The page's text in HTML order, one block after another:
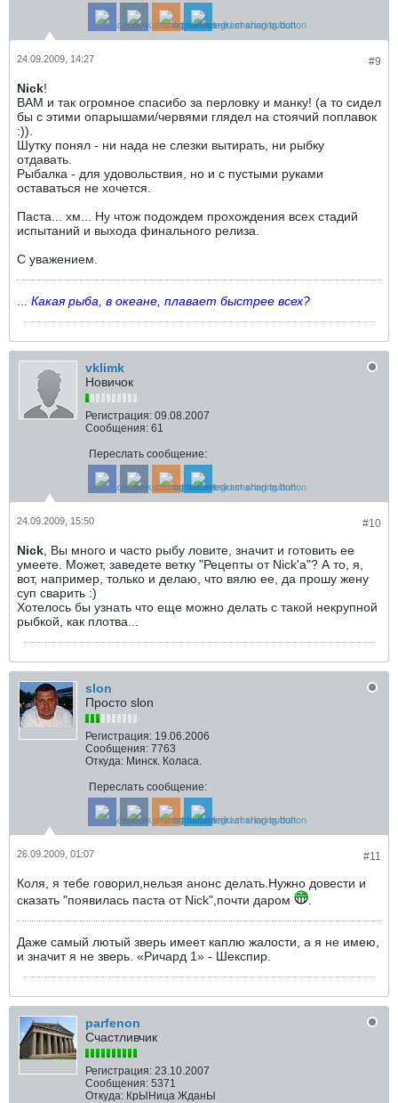
#9
24.09.2009, 14:27
Nick!
ВАМ и так огромное спасибо за перловку и манку! (а то сидел
бы с этими опарышами/червями глядел на стоячий поплавок
:)).
Шутку понял - ни нада не слезки вытирать, ни рыбку
отдавать.
Рыбалка - для удовольствия, но и с пустыми руками
оставаться не хочется.
Паста... хм... Ну чтож подождем прохождения всех стадий
испытаний и выхода финального релиза.
С уважением.
Какая рыба, в океане, плавает быстрее всех?
vklimk
Новичок
Регистрация: 09.08.2007
Сообщения: 61
Переслать сообщение:
#10
24.09.2009, 15:50
Nick , Вы много и часто рыбу ловите, значит и готовить ее
умеете. Может, заведете ветку "Рецепты от Nick'а"? А то, я,
вот, например, только и делаю, что вялю ее, да прошу жену
суп сварить :)
Хотелось бы узнать что еще можно делать с такой некрупной
рыбкой, как плотва...
slon
Просто slon
Регистрация: 19.06.2006
Сообщения: 7763
Откуда: Минск. Коласа.
Переслать сообщение:
#11
26.09.2009, 01:07
Коля, я тебе говорил,нельзя анонс делать.Нужно довести и
сказать "появилась паста от Nick",почти даром
Даже самый лютый зверь имеет каплю жалости, а я не имею,
и значит я не зверь. «Ричард 1» - Шекспир.
parfenon
Счастливчик
Регистрация: 23.10.2007
Сообщения: 5371
Откуда: КрЫНица ЖданЫ